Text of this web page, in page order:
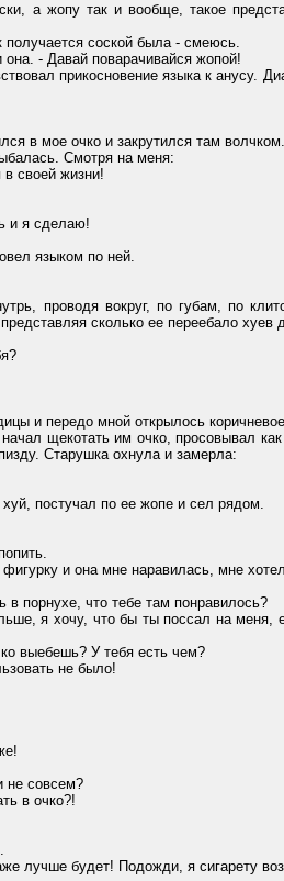
а жопу так и вообще, такое
соской была - смеюсь.
- Давай поварачивайся жопой!
прикосновение языка к анусу.
в мое очко и закрутился там волчком.
Смотря на меня:
своей жизни!
и я сделаю!
языком по ней.
проводя вокруг, по губам, по
сколько ее переебало хуев
и передо мной открылось
щекотать им очко, просовывал
Старушка охнула и замерла:
постучал по ее жопе и сел рядом.
и она мне наравилась, мне
порнухе, что тебе там понравилось?
я хочу, что бы ты поссал на меня,
выебешь? У тебя есть чем?
не было!
не совсем?
в очко?!
лучше будет! Подожди, я сигарету